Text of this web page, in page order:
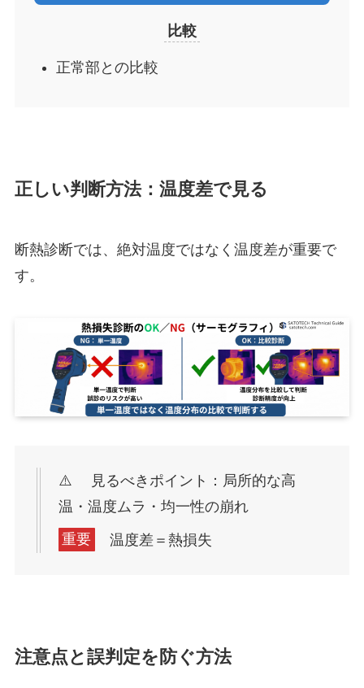
比較
正常部との比較
正しい判断方法：温度差で見る
断熱診断では、絶対温度ではなく温度差が重要で
す。
⚠️ 見るべきポイント：局所的な高
温・温度ムラ・均一性の崩れ
重要 温度差＝熱損失
注意点と誤判定を防ぐ方法